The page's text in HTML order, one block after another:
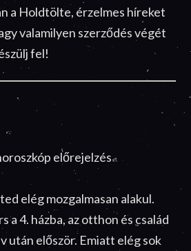
a Holdtölte, érzelmes híreket
valamilyen szerződés végét
fel!
előrejelzés
elég mozgalmasan alakul.
a 4. házba, az otthon és család
után először. Emiatt elég sok